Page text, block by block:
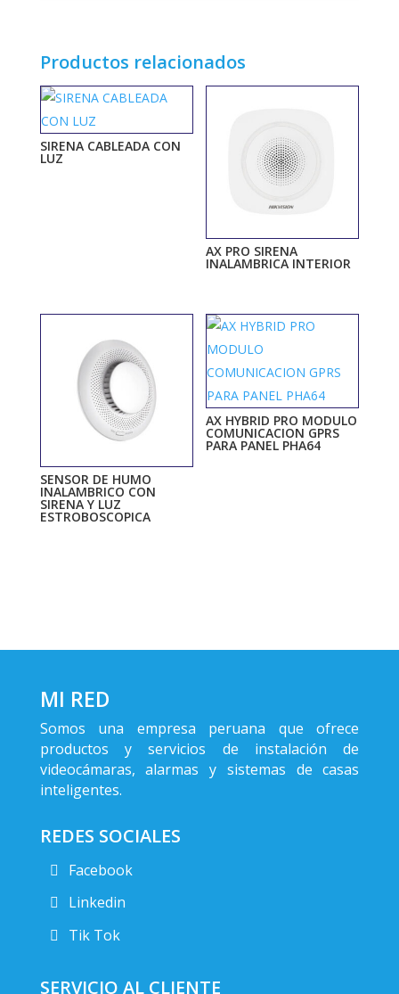
Productos relacionados
SIRENA CABLEADA CON
LUZ
AX PRO SIRENA
INALAMBRICA INTERIOR
SENSOR DE HUMO
INALAMBRICO CON
SIRENA Y LUZ
ESTROBOSCOPICA
AX HYBRID PRO MODULO
COMUNICACION GPRS
PARA PANEL PHA64
MI RED
Somos una empresa peruana que ofrece
productos y servicios de instalación de
videocámaras, alarmas y sistemas de casas
inteligentes.
REDES SOCIALES
Facebook
Linkedin
Tik Tok
SERVICIO AL CLIENTE